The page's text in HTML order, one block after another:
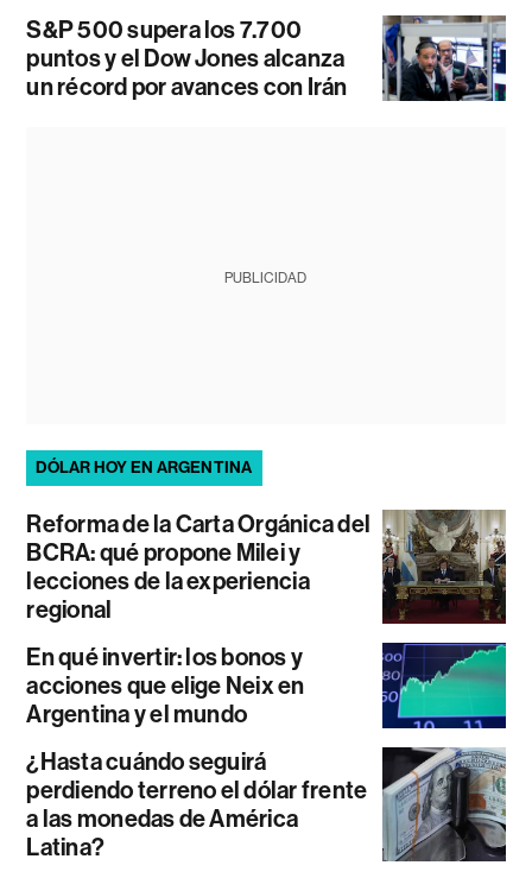
S&P 500 supera los 7.700
puntos y el Dow Jones alcanza
un récord por avances con Irán
PUBLICIDAD
DÓLAR HOY EN ARGENTINA
Reforma de la Carta Orgánica del
BCRA: qué propone Milei y
lecciones de la experiencia
regional
En qué invertir: los bonos y
acciones que elige Neix en
Argentina y el mundo
¿Hasta cuándo seguirá
perdiendo terreno el dólar frente
a las monedas de América
Latina?